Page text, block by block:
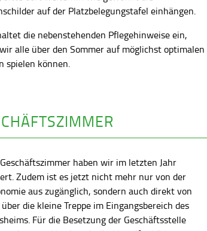
auf der Platzbelegungstafel einhängen.
die nebenstehenden Pflegehinweise ein,
alle über den Sommer auf möglichst optimalen
spielen können.
haben wir im letzten Jahr
Zudem ist es jetzt nicht mehr nur von der
aus zugänglich, sondern auch direkt von
die kleine Treppe im Eingangsbereich des
Für die Besetzung der Geschäftsstelle